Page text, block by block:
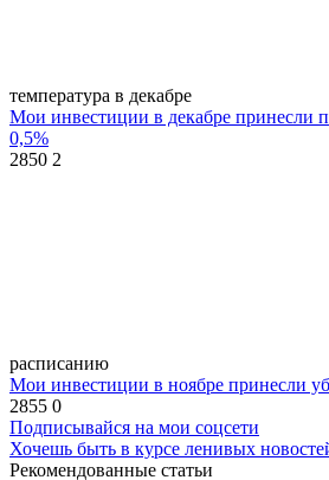
температура в декабре
Мои инвестиции в декабре принесли
0,5%
2850 2
расписанию
Мои инвестиции в ноябре принесли
2855 0
Подписывайся на мои соцсети
Хочешь быть в курсе ленивых
Рекомендованные статьи